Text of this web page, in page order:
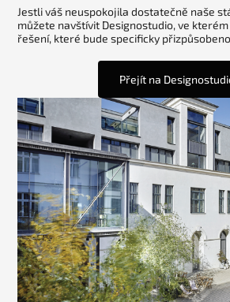
Jestli váš neuspokojila dostatečně naše
můžete navštívit Designostudio, ve
řešení, které bude specificky
Přejít na